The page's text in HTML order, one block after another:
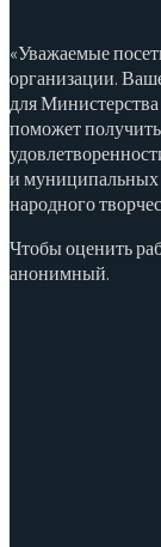
«Уважаемые
организации.
для
поможет
и муниципальных
народного
Чтобы оценить
анонимный.